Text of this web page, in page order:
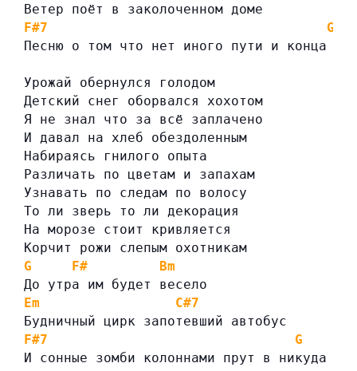
Ветер поёт в заколоченном доме
F#7
G
Песню о том что нет иного пути и конца
Урожай обернулся голодом
Детский снег оборвался хохотом
Я не знал что за всё заплачено
И давал на хлеб обездоленным
Набираясь гнилого опыта
Различать по цветам и запахам
Узнавать по следам по волосу
То ли зверь то ли декорация
На морозе стоит кривляется
Корчит рожи слепым охотникам
G
F#
Bm
До утра им будет весело
Em
C#7
Будничный цирк запотевший автобус
F#7
G
И сонные зомби колоннами прут в никуда